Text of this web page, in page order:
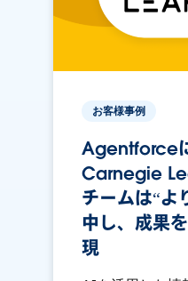
お客様事例
Agentforce
Carnegie
チームは“よ
中し、成果
現